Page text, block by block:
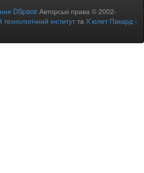
DSpace Авторські права © 2002-
інститутта Х’юлет Пакард -